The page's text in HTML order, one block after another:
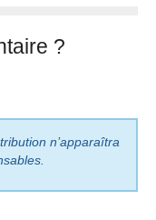
?
n’apparaîtra